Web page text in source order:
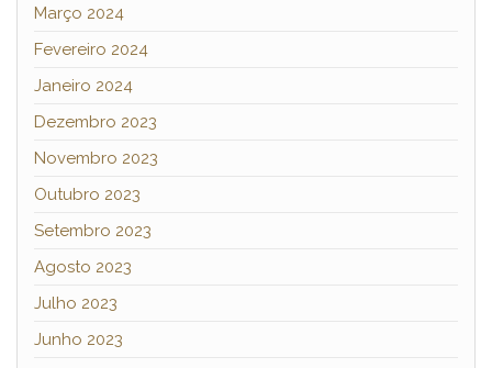
Março 2024
Fevereiro 2024
Janeiro 2024
Dezembro 2023
Novembro 2023
Outubro 2023
Setembro 2023
Agosto 2023
Julho 2023
Junho 2023